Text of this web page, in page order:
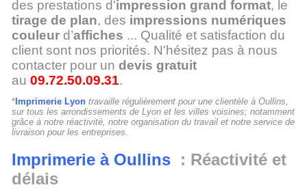
des prestations d'impression grand format, le
tirage de plan, des impressions numériques
couleur d’affiches ... Qualité et satisfaction du
client sont nos priorités. N'hésitez pas à nous
contacter pour un devis gratuit
au09.72.50.09.31.
* Imprimerie Lyon travaille régulièrement pour une clientèle à Oullins,
sur tous les arrondissements de Lyon et les villes voisines; notamment
grâce à notre réactivité, notre organisation du travail et notre service de
livraison pour les entreprises.
Imprimerie à Oullins : Réactivité et
délais